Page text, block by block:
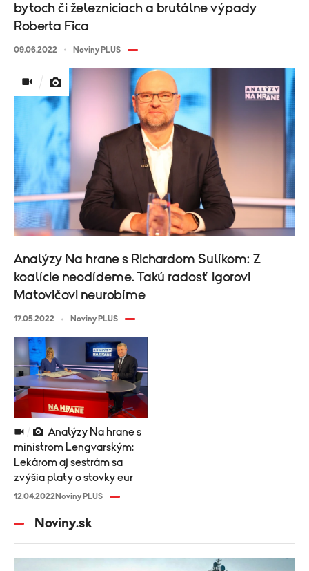
bytoch či železniciach a brutálne výpady
Roberta Fica
09.06.2022 Noviny PLUS
Analýzy Na hrane s Richardom Sulíkom: Z
koalície neodídeme. Takú radosť Igorovi
Matovičovi neurobíme
17.05.2022 Noviny PLUS
ministrom Lengvarským:
Lekárom aj sestrám sa
zvýšia platy o stovky eur
12.04.2022Noviny PLUS
Noviny.sk